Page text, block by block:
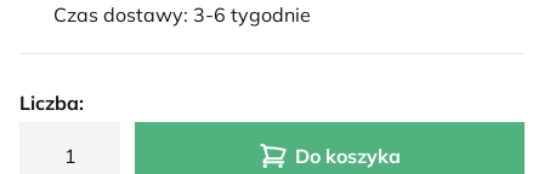
Czas dostawy: 3-6 tygodnie
Liczba:
Do koszyka